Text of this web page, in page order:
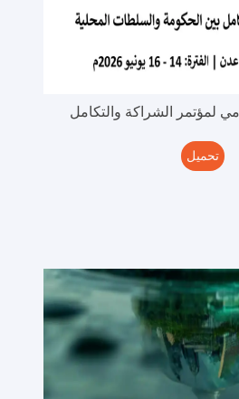
لمؤتمر الشراكة والتكامل
تحميل